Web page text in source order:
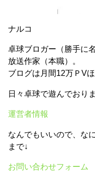
ナルコ
卓球ブロガー（勝手に
放送作家（本職）。
ブログは月間12万ＰVほ
日々卓球で遊んでおりま
運営者情報
なんでもいいので、な
まで↓
お問い合わせフォーム